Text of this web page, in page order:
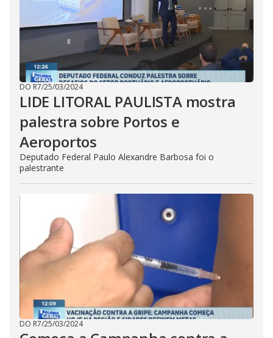
DO R7/25/03/2024
LIDE LITORAL PAULISTA mostra
palestra sobre Portos e
Aeroportos
Deputado Federal Paulo Alexandre Barbosa foi o
palestrante
DO R7/25/03/2024